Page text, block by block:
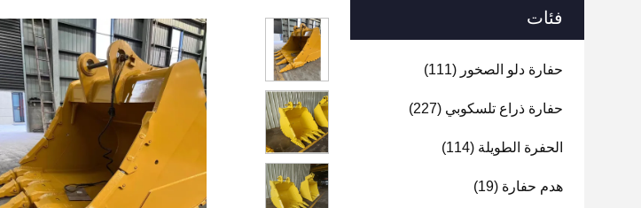
فئات
حفارة دلو الصخور (111)
حفارة ذراع تلسكوبي (227)
الحفرة الطويلة (114)
هدم حفارة (19)